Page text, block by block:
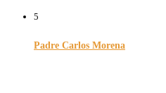
5
Padre Carlos Morena